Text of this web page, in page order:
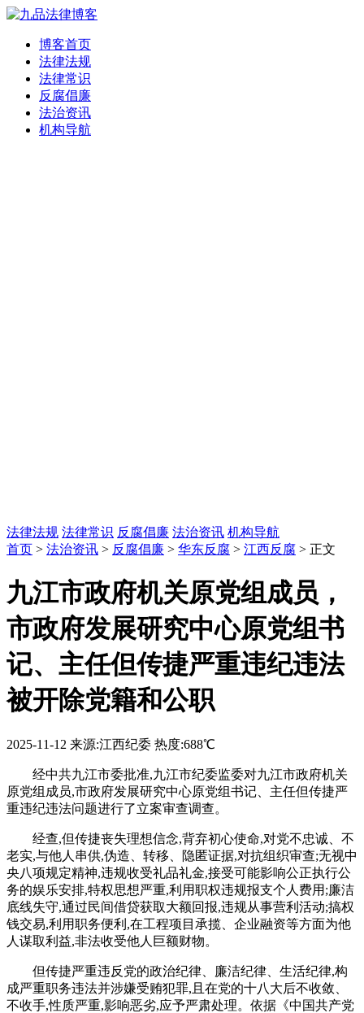
博客首页
法律法规
法律常识
反腐倡廉
法治资讯
机构导航
法律法规 法律常识 反腐倡廉 法治资讯 机构导航
首页 > 法治资讯 > 反腐倡廉 > 华东反腐 > 江西反腐 > 正文
九江市政府机关原党组成员，
市政府发展研究中心原党组书
记、主任但传捷严重违纪违法
被开除党籍和公职
2025-11-12 来源:江西纪委 热度:688℃
经中共九江市委批准,九江市纪委监委对九江市政府机关
原党组成员,市政府发展研究中心原党组书记、主任但传捷严
重违纪违法问题进行了立案审查调查。
经查,但传捷丧失理想信念,背弃初心使命,对党不忠诚、不
老实,与他人串供,伪造、转移、隐匿证据,对抗组织审查;无视中
央八项规定精神,违规收受礼品礼金,接受可能影响公正执行公
务的娱乐安排,特权思想严重,利用职权违规报支个人费用;廉洁
底线失守,通过民间借贷获取大额回报,违规从事营利活动;搞权
钱交易,利用职务便利,在工程项目承揽、企业融资等方面为他
人谋取利益,非法收受他人巨额财物。
但传捷严重违反党的政治纪律、廉洁纪律、生活纪律,构
成严重职务违法并涉嫌受贿犯罪,且在党的十八大后不收敛、
不收手,性质严重,影响恶劣,应予严肃处理。依据《中国共产党